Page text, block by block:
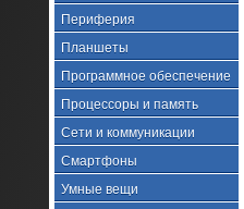
Периферия
Планшеты
Программное обеспечение
Процессоры и память
Сети и коммуникации
Смартфоны
Умные вещи